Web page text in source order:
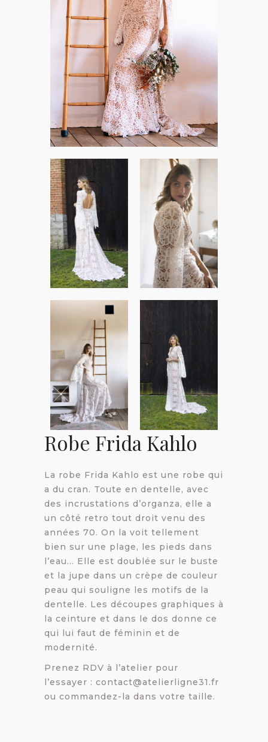
Robe Frida Kahlo
La robe Frida Kahlo est une robe qui
a du cran. Toute en dentelle, avec
des incrustations d’organza, elle a
un côté retro tout droit venu des
années 70. On la voit tellement
bien sur une plage, les pieds dans
l’eau… Elle est doublée sur le buste
et la jupe dans un crèpe de couleur
peau qui souligne les motifs de la
dentelle. Les découpes graphiques à
la ceinture et dans le dos donne ce
qui lui faut de féminin et de
modernité.
Prenez RDV à l’atelier pour
l’essayer : contact@atelierligne31.fr
ou commandez-la dans votre taille.